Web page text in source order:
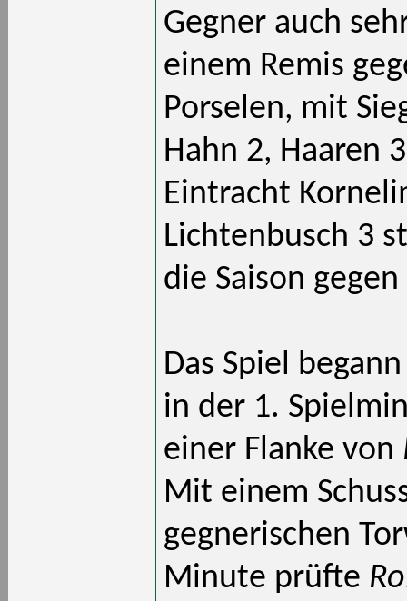
Gegner auch
einem Remis
Porselen, mit
Hahn 2, Haaren
Eintracht
Lichtenbusch 3
die Saison
Das Spiel
in der 1.
einer Flanke von
Mit einem
gegnerischen
Minute prüfte